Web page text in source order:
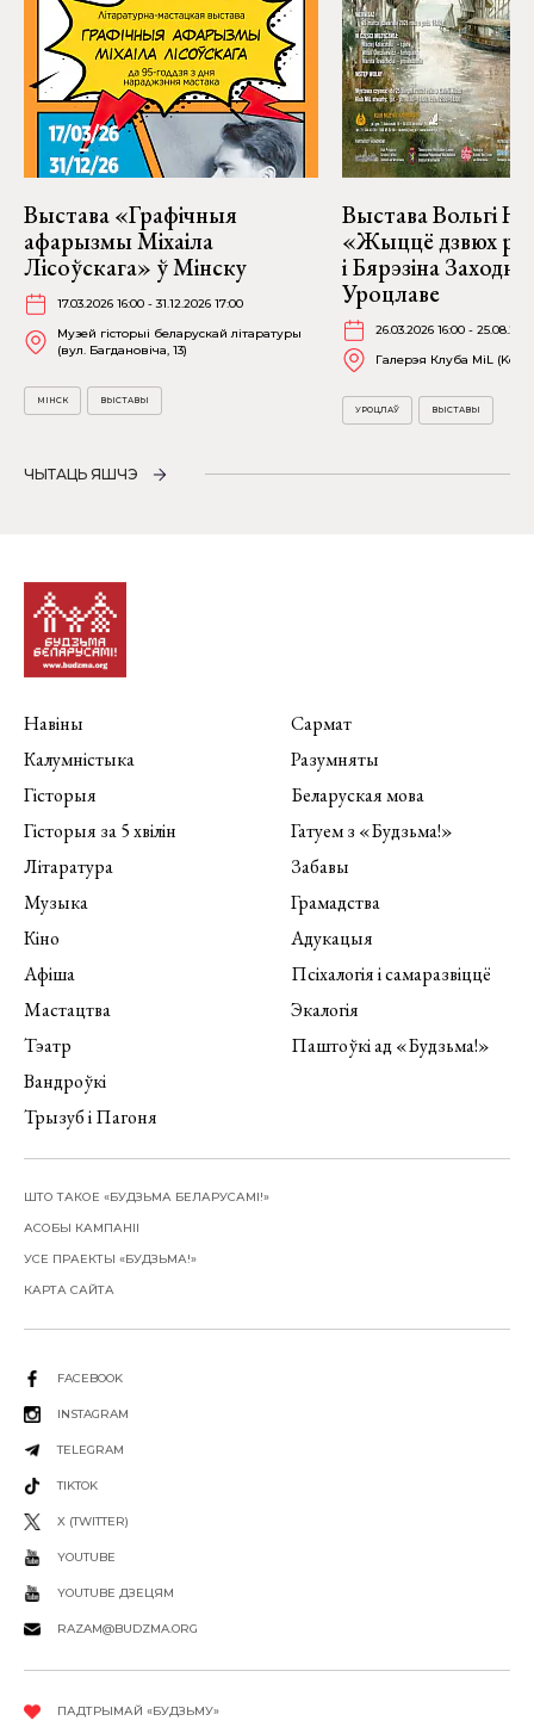
Выстава «Графічныя
афарызмы Міхаіла
Лісоўскага» ў Мінску
17.03.2026 16:00 - 31.12.2026 17:00
Музей гісторыі беларускай літаратуры
(вул. Багдановіча, 13)
МІНСК ВЫСТАВЫ
Выстава Вольгі
«Жыццё дзвюх
і Бярэзіна
Уроцлаве
26.03.2026 16:00 -
Галерэя Клуба MiL
УРОЦЛАЎ ВЫСТАВЫ
ЧЫТАЦЬ ЯШЧЭ
Навіны
Калумністыка
Гісторыя
Гісторыя за 5 хвілін
Літаратура
Музыка
Кіно
Афіша
Мастацтва
Тэатр
Вандроўкі
Трызуб і Пагоня
Сармат
Разумняты
Беларуская мова
Гатуем з «Будзьма!»
Забавы
Грамадства
Адукацыя
Псіхалогія і самаразвіццё
Экалогія
Паштоўкі ад «Будзьма!»
ШТО ТАКОЕ «БУДЗЬМА БЕЛАРУСАМІ!»
АСОБЫ КАМПАНІІ
УСЕ ПРАЕКТЫ «БУДЗЬМА!»
КАРТА САЙТА
FACEBOOK
INSTAGRAM
TELEGRAM
TIKTOK
X (TWITTER)
YOUTUBE
YOUTUBE ДЗЕЦЯМ
RAZAM@BUDZMA.ORG
ПАДТРЫМАЙ «БУДЗЬМУ»